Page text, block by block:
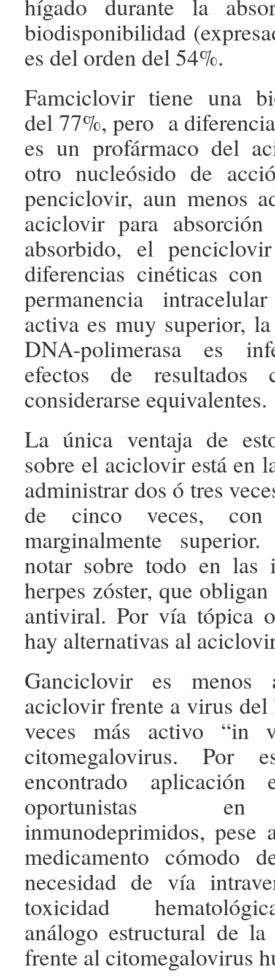
hígado durante la
biodisponibilidad
es del orden del 54%.
Famciclovir tiene una
del 77%, pero a
es un profármaco del
otro nucleósido de
penciclovir, aun menos
aciclovir para
absorbido, el
diferencias cinéticas
permanencia
activa es muy superior,
DNA-polimerasa es
efectos de resultados
considerarse equivalentes.
La única ventaja de
sobre el aciclovir está en
administrar dos ó tres
de cinco veces, con
marginalmente
notar sobre todo en las
herpes zóster, que
antiviral. Por vía tópica
hay alternativas al
Ganciclovir es
aciclovir frente a virus del
veces más activo “in
citomegalovirus. Por
encontrado aplicación
oportunistas en
inmunodeprimidos, pese
medicamento cómodo
necesidad de vía
toxicidad
análogo estructural de
frente al citomegalovirus